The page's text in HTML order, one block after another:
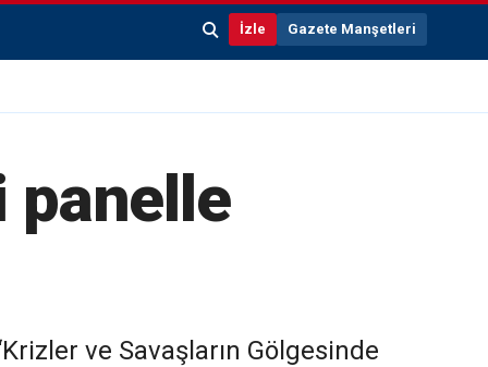
İzle Gazete Manşetleri
panelle
ve Savaşların Gölgesinde